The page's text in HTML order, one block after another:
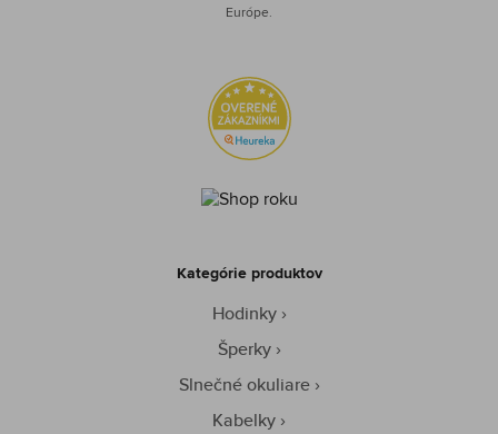
Európe.
Kategórie produktov
Hodinky
Šperky
Slnečné okuliare
Kabelky